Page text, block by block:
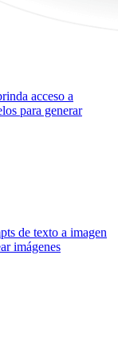
acceso a
para generar
de texto a imagen
imágenes